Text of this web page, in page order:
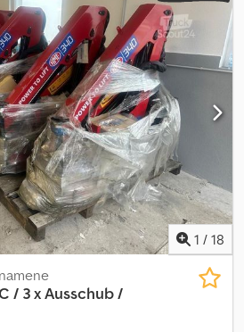
upravljač/remote control. Kompaktna
nosivošću, radio daljinsko upravljanje, 3
dohvat 7,15 m, nosivost 985 kg na
7,15 m izbočenja Dijagram
695kg, 5,8m-535kg, 7,1m-435kg!
zadržavamo pravo na izmene,
Dodpfxsy Aza Do Aifswa
1 / 18
/ 3 x Ausschub /